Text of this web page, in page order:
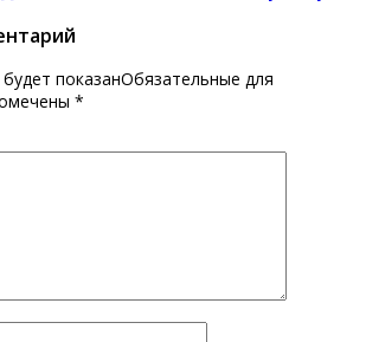
показанОбязательные для
*